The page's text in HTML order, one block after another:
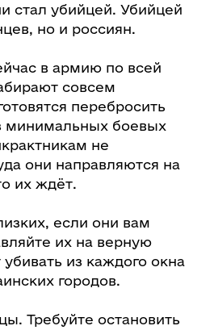
стал убийцей. Убийцей
но и россиян.
в армию по всей
совсем
перебросить
минимальных боевых
не
они направляются на
их ждёт.
если они вам
их на верную
из каждого окна
городов.
Требуйте остановить